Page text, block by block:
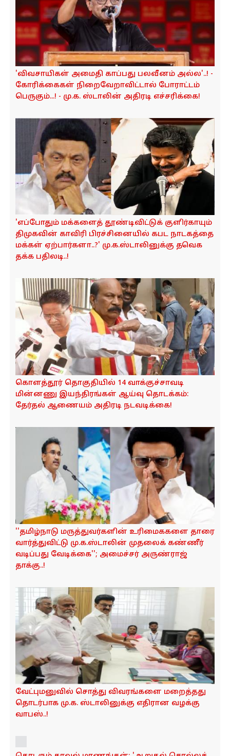
'விவசாயிகள் அமைதி காப்பது பலவீனம் அல்ல'..! -
கோரிக்கைகள் நிறைவேறாவிட்டால் போராட்டம்
பெருகும்...! - மு.க. ஸ்டாலின் அதிரடி எச்சரிக்கை!
'எப்போதும் மக்களைத் தூண்டிவிட்டுக் குளிர்காயும்
திமுகவின் காவிரி பிரச்சினையில் கபட நாடகத்தை
மக்கள் ஏற்பார்களா..?' மு.க.ஸ்டாலினுக்கு தவெக
தக்க பதிலடி..!
கொளத்தூர் தொகுதியில் 14 வாக்குச்சாவடி
மின்னணு இயந்திரங்கள் ஆய்வு தொடக்கம்:
தேர்தல் ஆணையம் அதிரடி நடவடிக்கை!
''தமிழ்நாடு மருத்துவர்களின் உரிமைககளை தாரை
வார்த்துவிட்டு மு.க.ஸ்டாலின் முதலைக் கண்ணீர்
வடிப்பது வேடிக்கை''; அமைச்சர் அருண்ராஜ்
தாக்கு..!
வேட்புமனுவில் சொத்து விவரங்களை மறைத்தது
தொடர்பாக மு.க. ஸ்டாலினுக்கு எதிரான வழக்கு
வாபஸ்..!